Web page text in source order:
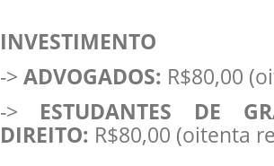
INVESTIMENTO
-> ADVOGADOS: R$80,00
-> ESTUDANTES DE
DIREITO: R$80,00 (oitenta